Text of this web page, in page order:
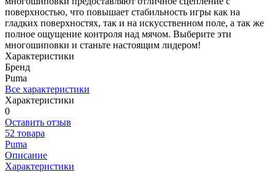
поверхностью, что повышает стабильность игры как на
гладких поверхностях, так и на искусственном поле, а так же
полное ощущение контроля над мячом. Выберите эти
многошиповки и станьте настоящим лидером!
Характеристики
Бренд
Puma
Все характеристики
Характеристики
0
Оставить отзыв
52 товара
Puma
Описание
Характеристики